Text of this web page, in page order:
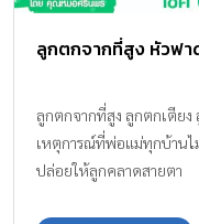
ลูกตกจากที่สูง หัวฟา
ลูกตกจากที่สูง ลูกตกเตีย
เหตุการณ์ที่พ่อแม่ทุกบ้านไ
ปล่อยให้ลูกคลาดสายตา